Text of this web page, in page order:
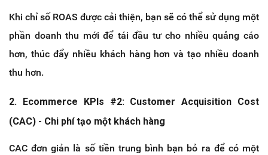
Khi chỉ số ROAS được cải thiện, bạn sẽ có thể sử dụng một
phần doanh thu mới để tái đầu tư cho nhiều quảng cáo
hơn, thúc đẩy nhiều khách hàng hơn và tạo nhiều doanh
thu hơn.
2. Ecommerce KPIs #2: Customer Acquisition Cost
(CAC) - Chi phí tạo một khách hàng
CAC đơn giản là số tiền trung bình bạn bỏ ra để có một